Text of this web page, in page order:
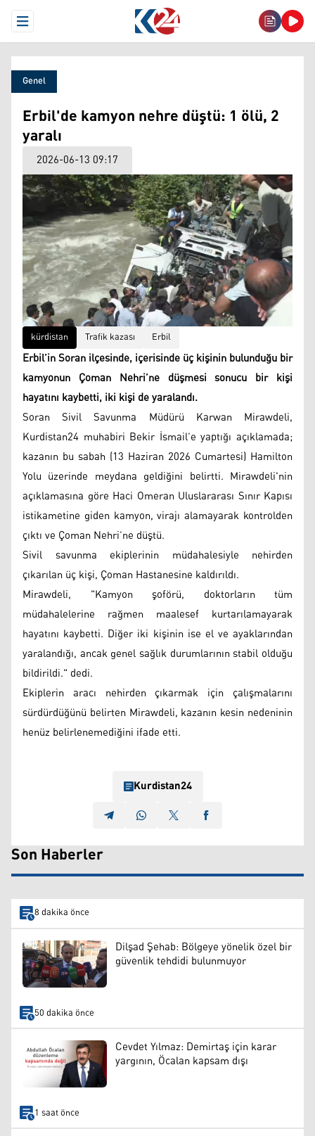
Open Menu
Genel
Erbil'de kamyon nehre düştü: 1 ölü, 2
yaralı
2026-06-13 09:17
kürdistan Trafik kazası Erbil
Erbil’in Soran ilçesinde, içerisinde üç kişinin bulunduğu bir
kamyonun Çoman Nehri’ne düşmesi sonucu bir kişi
hayatını kaybetti, iki kişi de yaralandı.
Soran Sivil Savunma Müdürü Karwan Mirawdeli,
Kurdistan24 muhabiri Bekir İsmail’e yaptığı açıklamada;
kazanın bu sabah (13 Haziran 2026 Cumartesi) Hamilton
Yolu üzerinde meydana geldiğini belirtti. Mirawdeli'nin
açıklamasına göre Haci Omeran Uluslararası Sınır Kapısı
istikametine giden kamyon, virajı alamayarak kontrolden
çıktı ve Çoman Nehri’ne düştü.
Sivil savunma ekiplerinin müdahalesiyle nehirden
çıkarılan üç kişi, Çoman Hastanesine kaldırıldı.
Mirawdeli, "Kamyon şoförü, doktorların tüm
müdahalelerine rağmen maalesef kurtarılamayarak
hayatını kaybetti. Diğer iki kişinin ise el ve ayaklarından
yaralandığı, ancak genel sağlık durumlarının stabil olduğu
bildirildi." dedi.
Ekiplerin aracı nehirden çıkarmak için çalışmalarını
sürdürdüğünü belirten Mirawdeli, kazanın kesin nedeninin
henüz belirlenemediğini ifade etti.
Kurdistan24
Son Haberler
8 dakika önce
Dilşad Şehab: Bölgeye yönelik özel bir
güvenlik tehdidi bulunmuyor
50 dakika önce
Cevdet Yılmaz: Demirtaş için karar
yargının, Öcalan kapsam dışı
1 saat önce